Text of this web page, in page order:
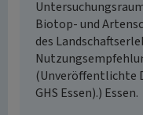
Biotop- und
des
(Unveröffentlichte
GHS Essen).) Essen.